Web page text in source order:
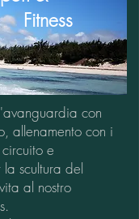
con
allenamento con i
e
scultura del
al nostro